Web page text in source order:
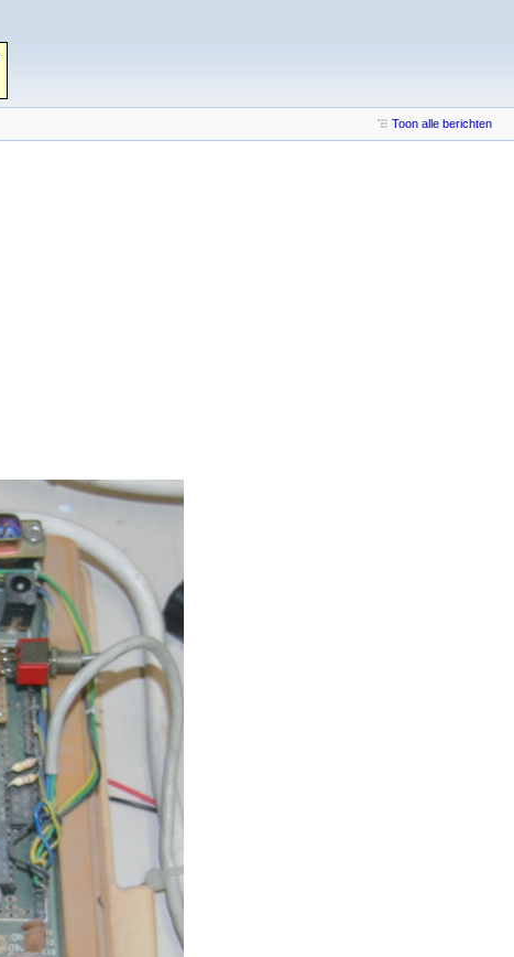
Toon alle berichten